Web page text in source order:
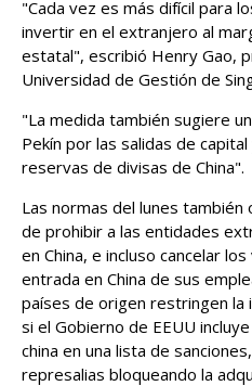
"Cada vez es más difícil para
invertir en ‌el extranjero al
estatal", escribió Henry Gao,
Universidad de ​Gestión de
"La medida también sugiere
Pekín por las salidas de
reservas de divisas de China".
Las normas del lunes ​también
de prohibir a las entidades
en China, e incluso cancelar
entrada en China de sus
países de ​origen restringen la
si el ​Gobierno de EEUU
china en una lista de
represalias bloqueando la